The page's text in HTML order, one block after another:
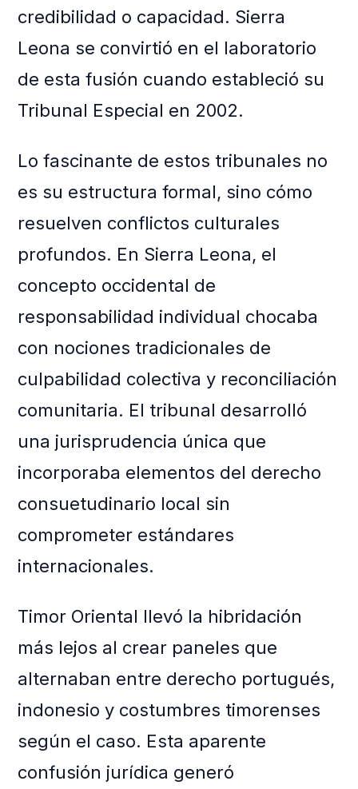
credibilidad o capacidad. Sierra
Leona se convirtió en el laboratorio
de esta fusión cuando estableció su
Tribunal Especial en 2002.
Lo fascinante de estos tribunales no
es su estructura formal, sino cómo
resuelven conflictos culturales
profundos. En Sierra Leona, el
concepto occidental de
responsabilidad individual chocaba
con nociones tradicionales de
culpabilidad colectiva y reconciliación
comunitaria. El tribunal desarrolló
una jurisprudencia única que
incorporaba elementos del derecho
consuetudinario local sin
comprometer estándares
internacionales.
Timor Oriental llevó la hibridación
más lejos al crear paneles que
alternaban entre derecho portugués,
indonesio y costumbres timorenses
según el caso. Esta aparente
confusión jurídica generó